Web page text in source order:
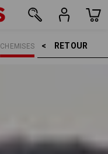
RETOUR    >
CHEMISES